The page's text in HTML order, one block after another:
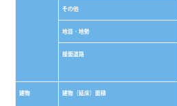
その他
地目・地勢
接面道路
建物 建物（延床）面積